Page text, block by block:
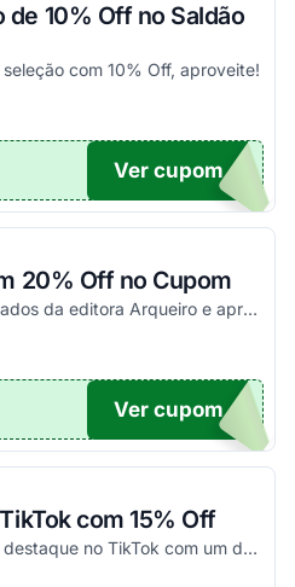
10% Off no Saldão
com 10% Off, aproveite!
O10
Ver cupom
20% Off no Cupom
Aproveite os livros selecionados da editora Arqueiro e aproveite o desconto!
IRO
Ver cupom
com 15% Off
Aproveite os livros que são destaque no TikTok com um desconto de 15%!